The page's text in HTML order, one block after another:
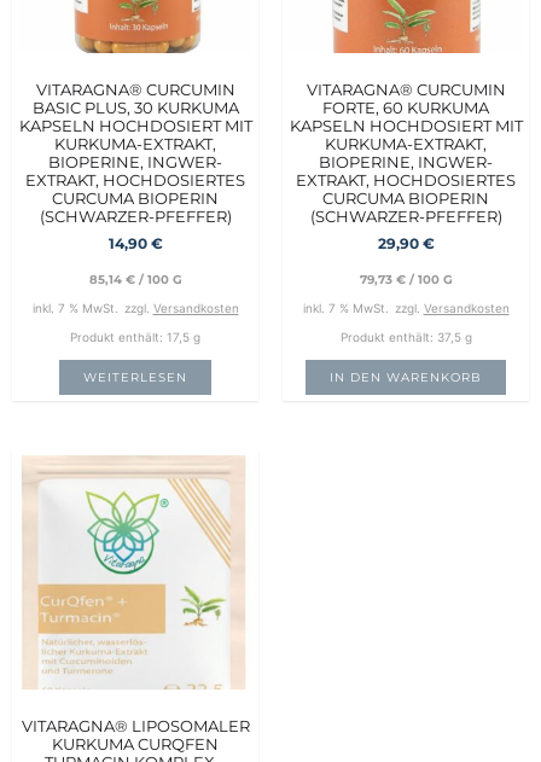
VITARAGNA® CURCUMIN
BASIC PLUS, 30 KURKUMA
KAPSELN HOCHDOSIERT MIT
KURKUMA-EXTRAKT,
BIOPERINE, INGWER-
EXTRAKT, HOCHDOSIERTES
CURCUMA BIOPERIN
(SCHWARZER-PFEFFER)
14,90 €
85,14 €/ 100 G
inkl. 7 % MwSt. zzgl. Versandkosten
Produkt enthält: 17,5 g
WEITERLESEN
VITARAGNA® CURCUMIN
FORTE, 60 KURKUMA
KAPSELN HOCHDOSIERT MIT
KURKUMA-EXTRAKT,
BIOPERINE, INGWER-
EXTRAKT, HOCHDOSIERTES
CURCUMA BIOPERIN
(SCHWARZER-PFEFFER)
29,90 €
79,73 €/ 100 G
inkl. 7 % MwSt. zzgl. Versandkosten
Produkt enthält: 37,5 g
IN DEN WARENKORB
VITARAGNA® LIPOSOMALER
KURKUMA CURQFEN